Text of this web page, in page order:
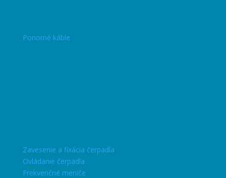
Ponorné káble
Zavesenie a fixácia čerpadla
Ovládanie čerpadla
Frekvenčné meniče